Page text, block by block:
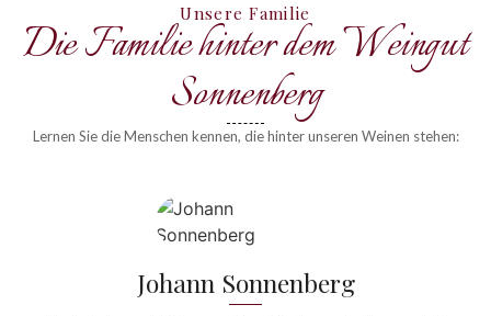
Unsere Familie
Die Familie hinter dem Weingut
Sonnenberg
Lernen Sie die Menschen kennen, die hinter unseren Weinen stehen:
Johann Sonnenberg